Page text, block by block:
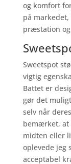
og komfort
på
præstation
Sweetspot
vigtig
Battet er
gør det
selv når
bemærket, at
midten eller
oplevede jeg
acceptabel